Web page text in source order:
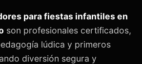
para fiestas infantiles en
son profesionales certificados,
lúdica y primeros
diversión segura y